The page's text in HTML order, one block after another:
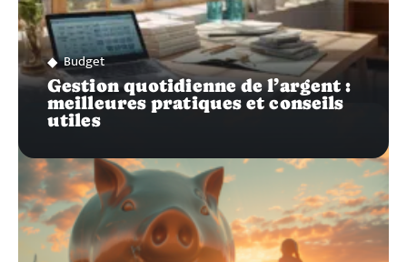
Budget
Gestion quotidienne de l’argent :
meilleures pratiques et conseils
utiles